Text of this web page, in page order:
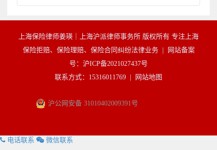
上海保险律师姜瑛｜上海沪派律师事务所 版权所有 专注上海
保险拒赔、保险理赔、保险合同纠纷法律业务 |
网站备案
号：沪ICP备2021027437号
联系方式：15316011769 |
网站地图
沪公网安备 31010402009391号
电话联系 微信联系